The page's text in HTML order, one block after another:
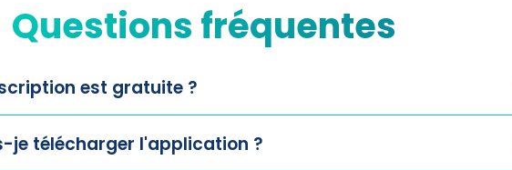
Questions fréquentes
est gratuite ?
je télécharger l'application ?